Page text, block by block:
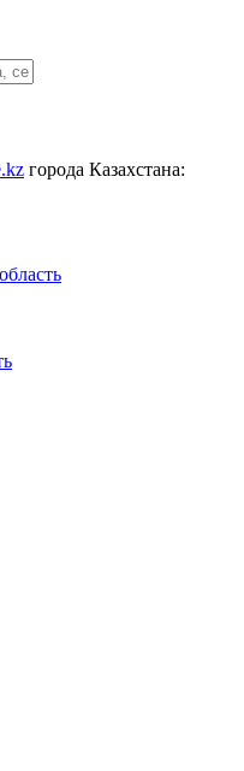
города Казахстана: